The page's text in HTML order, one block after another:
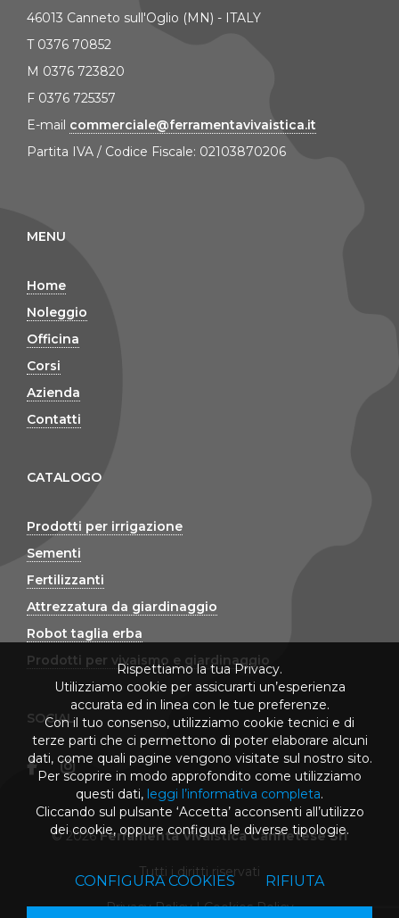
46013 Canneto sull'Oglio (MN) - ITALY
T 0376 70852
M 0376 723820
F 0376 725357
E-mail commerciale@ferramentavivaistica.it
Partita IVA / Codice Fiscale: 02103870206
MENU
Home
Noleggio
Officina
Corsi
Azienda
Contatti
CATALOGO
Prodotti per irrigazione
Sementi
Fertilizzanti
Attrezzatura da giardinaggio
Robot taglia erba
Prodotti per vivaismo e giardinaggio
SOCIAL
© 2026Ferramenta Vivaistica Cannetese Srl
Tutti i diritti riservati
Privacy Policy|Cookies Policy
Rispettiamo la tua Privacy.
Utilizziamo cookie per assicurarti un’esperienza
accurata ed in linea con le tue preferenze.
Con il tuo consenso, utilizziamo cookie tecnici e di
terze parti che ci permettono di poter elaborare alcuni
dati, come quali pagine vengono visitate sul nostro sito.
Per scoprire in modo approfondito come utilizziamo
questi dati, leggi l’informativa completa.
Cliccando sul pulsante ‘Accetta’ acconsenti all’utilizzo
dei cookie, oppure configura le diverse tipologie.
CONFIGURA COOKIES RIFIUTA